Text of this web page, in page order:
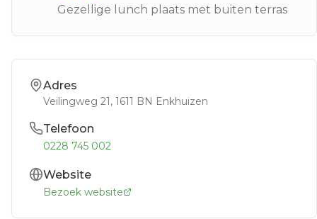
Gezellige lunch plaats met buiten terras
Adres
Veilingweg 21, 1611 BN Enkhuizen
Telefoon
0228 745 002
Website
Bezoek website